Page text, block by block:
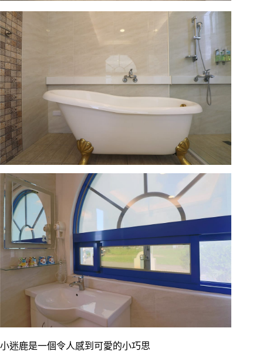
小迷鹿是一個令人感到可愛的小巧思